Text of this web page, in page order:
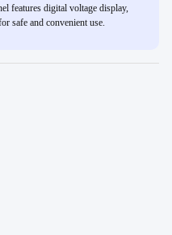
features digital voltage display,
safe and convenient use.